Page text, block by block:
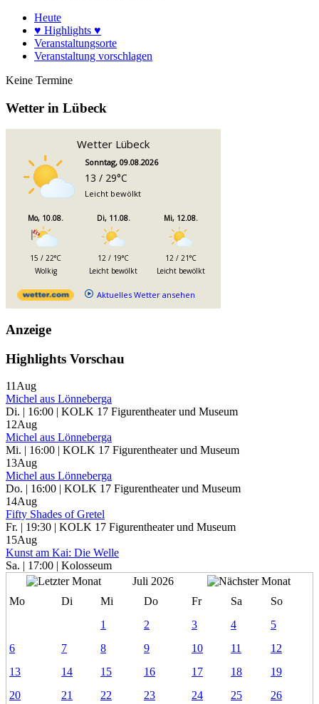
Heute
♥ Highlights ♥
Veranstaltungsorte
Veranstaltung vorschlagen
Keine Termine
Wetter in Lübeck
Wetter Lübeck
Sonntag, 09.08.2026
13 / 29°C
Leicht bewölkt
Mo, 10.08.
15 / 22°C
Wolkig
Di, 11.08.
12 / 19°C
Leicht bewölkt
Mi, 12.08.
12 / 21°C
Leicht bewölkt
Aktuelles Wetter ansehen
Anzeige
Highlights Vorschau
11Aug
Michel aus Lönneberga
Di. | 16:00 | KOLK 17 Figurentheater und Museum
12Aug
Michel aus Lönneberga
Mi. | 16:00 | KOLK 17 Figurentheater und Museum
13Aug
Michel aus Lönneberga
Do. | 16:00 | KOLK 17 Figurentheater und Museum
14Aug
Fifty Shades of Gretel
Fr. | 19:30 | KOLK 17 Figurentheater und Museum
15Aug
Kunst am Kai: Die Welle
Sa. | 17:00 | Kolosseum
Juli 2026
Mo
Di Mi Do Fr Sa
So
1
2 3 4
5
6
7 8 9 10 11
12
13
14 15 16 17 18
19
20
21 22 23 24 25
26